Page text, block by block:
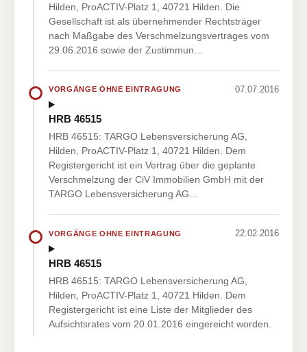
Hilden, ProACTIV-Platz 1, 40721 Hilden. Die
Gesellschaft ist als übernehmender Rechtsträger
nach Maßgabe des Verschmelzungsvertrages vom
29.06.2016 sowie der Zustimmun…
VORGÄNGE OHNE EINTRAGUNG 07.07.2016
HRB 46515
HRB 46515: TARGO Lebensversicherung AG,
Hilden, ProACTIV-Platz 1, 40721 Hilden. Dem
Registergericht ist ein Vertrag über die geplante
Verschmelzung der CiV Immobilien GmbH mit der
TARGO Lebensversicherung AG…
VORGÄNGE OHNE EINTRAGUNG 22.02.2016
HRB 46515
HRB 46515: TARGO Lebensversicherung AG,
Hilden, ProACTIV-Platz 1, 40721 Hilden. Dem
Registergericht ist eine Liste der Mitglieder des
Aufsichtsrates vom 20.01.2016 eingereicht worden.